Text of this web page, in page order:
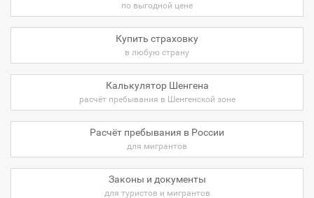
по выгодной цене
Купить страховку
в любую страну
Калькулятор Шенгена
расчёт пребывания в Шенгенской зоне
Расчёт пребывания в России
для мигрантов
Законы и документы
для туристов и мигрантов